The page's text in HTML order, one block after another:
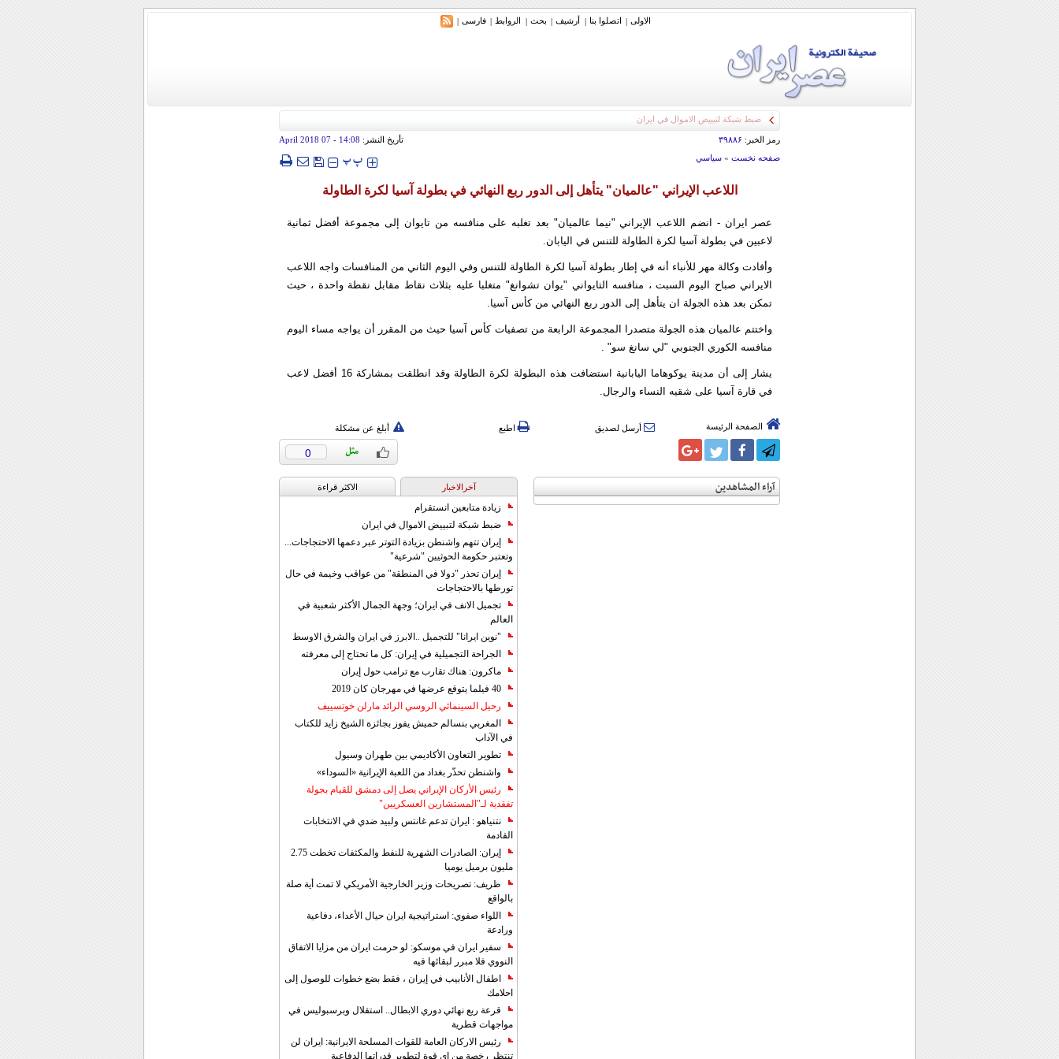
الاولی | اتصلوا بنا | أرشیف | بحث | الروابط | فارسی |
رمز الخبر: ۳۹۸۸۶ تأريخ النشر: 14:08
- 07 April 2018
صفحه نخست» سياسي ‍‍‍ پپ
اللاعب الإيراني "عالميان" يتأهل إلى الدور ربع النهائي في بطولة آسيا لكرة الطاولة
عصر ايران - انضم اللاعب الإيراني "نيما عالميان" بعد تغلبه على منافسه من تايوان إلى مجموعة أفضل ثمانية
لاعبين في بطولة آسيا لكرة الطاولة للتنس في اليابان.
وأفادت وكالة مهر للأنباء أنه في إطار بطولة آسيا لكرة الطاولة للتنس وفي اليوم الثاني من المنافسات واجه اللاعب
الايراني صباح اليوم السبت ، منافسه التايواني "يوان تشوانغ" متغلبا عليه بثلاث نقاط مقابل نقطة واحدة ، حيث
تمكن بعد هذه الجولة ان يتأهل إلى الدور ربع النهائي من كأس آسيا.
واختتم عالميان هذه الجولة متصدرا المجموعة الرابعة من تصفيات كأس آسيا حيث من المقرر أن يواجه مساء اليوم
منافسه الكوري الجنوبي "لي سانغ سو" .
يشار إلى أن مدينة يوكوهاما اليابانية استضافت هذه البطولة لكرة الطاولة وقد انطلقت بمشاركة 16 أفضل لاعب
في قارة آسيا على شقيه النساء والرجال.
الصفحة الرئيسة أرسل لصديق اطبع أبلغ عن مشكلة
0
آراء المشاهدين آخرالاخبار الاکثر قراءة
زيادة متابعين انستقرام
ضبط شبكة لتبييض الاموال في ايران
إيران تتهم واشنطن بزيادة التوتر عبر دعمها الاحتجاجات...
وتعتبر حكومة الحوثيين "شرعية"
إيران تحذر "دولا في المنطقة" من عواقب وخيمة في حال
تورطها بالاحتجاجات
تجميل الانف في ايران؛ وجهة الجمال الأكثر شعبية في
العالم
"نوين ايرانا" للتجميل ..الابرز في ايران والشرق الاوسط
الجراحة التجميلية في إيران: كل ما تحتاج إلى معرفته
ماكرون: هناك تقارب مع ترامب حول إيران
40 فيلما يتوقع عرضها في مهرجان كان 2019
رحيل السينمائي الروسي الرائد مارلن خوتسييف
المغربي بنسالم حميش يفوز بجائزة الشيخ زايد للكتاب
في الآداب
تطوير التعاون الأكاديمي بين طهران وسيول
واشنطن تحذّر بغداد من اللعبة الإيرانية «السوداء»
رئيس الأركان الإيراني يصل إلى دمشق للقيام بجولة
تفقدية لـ"المستشارين العسكريين"
نتنياهو : ايران تدعم غانتس ولبيد ضدي في الانتخابات
القادمة
إيران: الصادرات الشهریة للنفط والمكثفات تخطت 2.75
مليون برميل يوميا
ظريف: تصريحات وزير الخارجية الأمريكي لا تمت أية صلة
بالواقع
اللواء صفوي: استراتيجية ايران حيال الأعداء، دفاعية
ورادعة
سفير ايران في موسكو: لو حرمت ايران من مزايا الاتفاق
النووي فلا مبرر لبقائها فيه
اطفال الأنابيب في إيران ، فقط بضع خطوات للوصول إلى
احلامك
قرعة ربع نهائي دوري الابطال.. استقلال وبرسبوليس في
مواجهات قطرية
رئيس الاركان العامة للقوات المسلحة الايرانية: ايران لن
تنتظر رخصة من اي قوة لتطوير قدراتها الدفاعية